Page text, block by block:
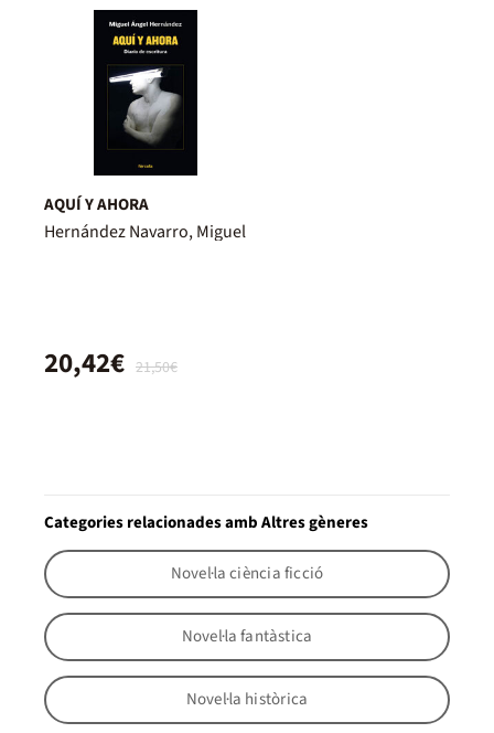
AQUÍ Y AHORA
Hernández Navarro, Miguel
21,50€
20,42€
Categories relacionades amb Altres gèneres
Novel·la ciència ficció
Novel·la fantàstica
Novel·la històrica